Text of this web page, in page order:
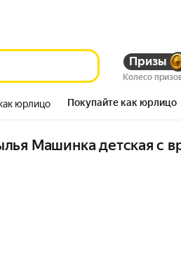
Призы
Колесо
юрлицо Покупайте как юрлицо
Машинка детская с